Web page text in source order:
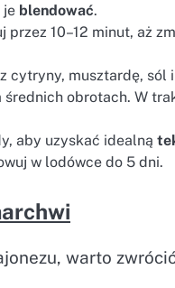
je blendować.
10–12 minut, aż
musztardę, sól
średnich obrotach. W
aby uzyskać idealną
w lodówce do 5 dni.
warto